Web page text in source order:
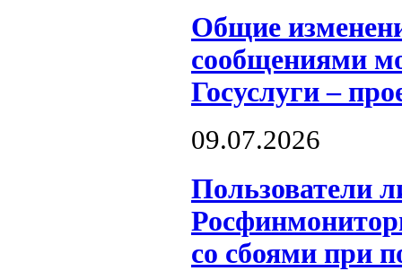
Общие
сообщениями
Госуслуги –
09.07.2026
Пользователи
со сбоями при